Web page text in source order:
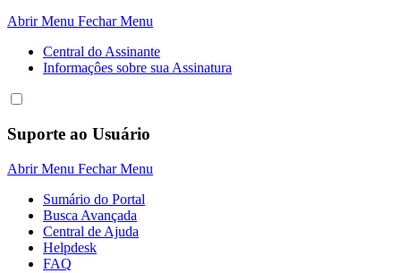
Abrir Menu Fechar Menu
Central do Assinante
Informaçôes sobre sua Assinatura
Suporte ao Usuário
Abrir Menu Fechar Menu
Sumário do Portal
Busca Avançada
Central de Ajuda
Helpdesk
FAQ